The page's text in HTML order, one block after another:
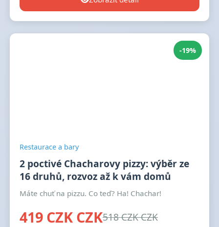
-19%
Restaurace a bary
2 poctivé Chacharovy pizzy: výběr ze
16 druhů, rozvoz až k vám domů
Máte chuť na pizzu. Co teď? Ha! Chachar!
419 CZK CZK518 CZK CZK